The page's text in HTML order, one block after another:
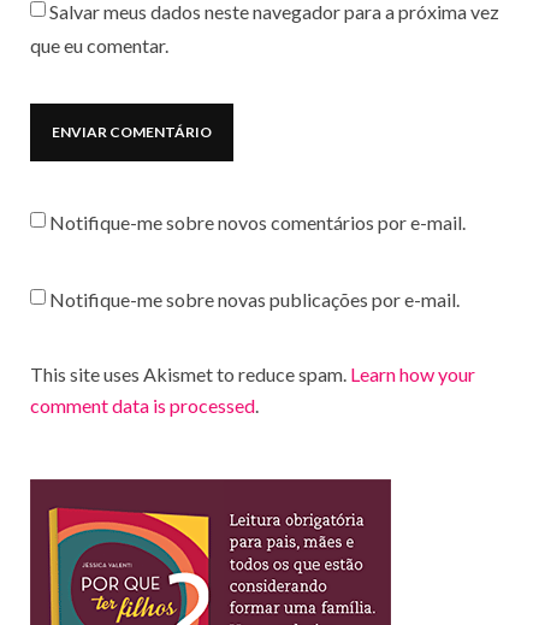
Salvar meus dados neste navegador para a próxima vez
que eu comentar.
Notifique-me sobre novos comentários por e-mail.
Notifique-me sobre novas publicações por e-mail.
This site uses Akismet to reduce spam. Learn how your
comment data is processed.